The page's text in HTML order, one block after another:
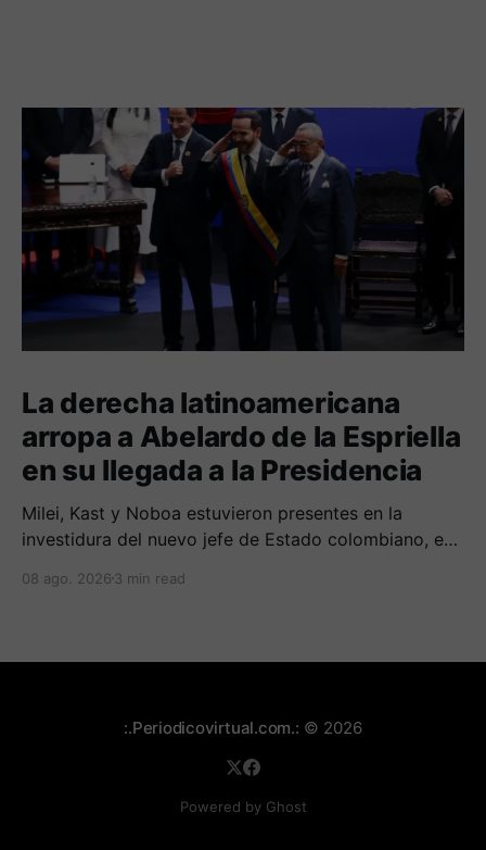
La derecha latinoamericana
arropa a Abelardo de la Espriella
en su llegada a la Presidencia
Milei, Kast y Noboa estuvieron presentes en la
investidura del nuevo jefe de Estado colombiano, en
mensajes de acercamiento regional.
08 ago. 2026 3 min read
:.Periodicovirtual.com.: © 2026
Powered by Ghost